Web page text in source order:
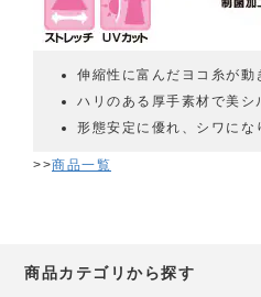
伸縮性に富んだヨコ糸が動
ハリのある厚手素材で美シ
形態安定に優れ、シワにな
>>商品一覧
商品カテゴリから探す